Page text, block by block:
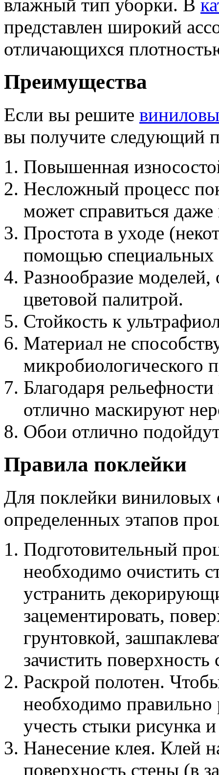
влажный тип уборки. В
представлен широкий
отличающихся
Преимущества
Если вы решите
вы получите следующий
Повышенная
Несложный процесс
может справиться
Простота в уходе
помощью специальных
Разнообразие
цветовой палитрой.
Стойкость к
Материал не
микробиологического
Благодаря
отлично маскируют
Обои отлично
Правила поклейки
Для поклейки виниловых
определенных этапов
Подготовительный
необходимо очистить
устранить
зацементировать,
грунтовкой,
зачистить поверхность
Раскрой полотен.
необходимо правильно
учесть стыки рисунка
Нанесение клея. Клей
поверхность стены (в